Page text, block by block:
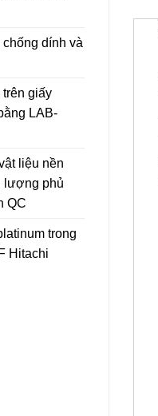
dính và
giấy
LAB-
liệu nền
lượng phủ
QC
trong
Hitachi